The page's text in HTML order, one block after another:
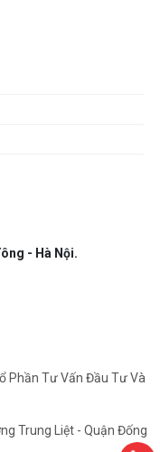
- Hà Nội.
Phần Tư Vấn Đầu Tư Và
Trung Liệt - Quận Đống